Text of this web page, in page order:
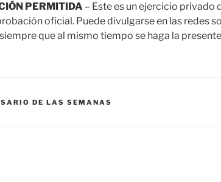
PERMITIDA – Este es un ejercicio privado
oficial. Puede divulgarse en las redes
que al mismo tiempo se haga la
DE LAS SEMANAS